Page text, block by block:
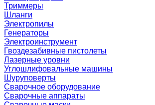
Триммеры
Шланги
Электропилы
Генераторы
Электроинструмент
Гвоздезабивные пистолеты
Лазерные уровни
Углошлифовальные машины
Шуруповерты
Сварочное оборудование
Сварочные аппараты